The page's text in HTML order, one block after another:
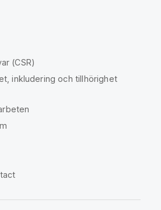
(CSR)
inkludering och tillhörighet